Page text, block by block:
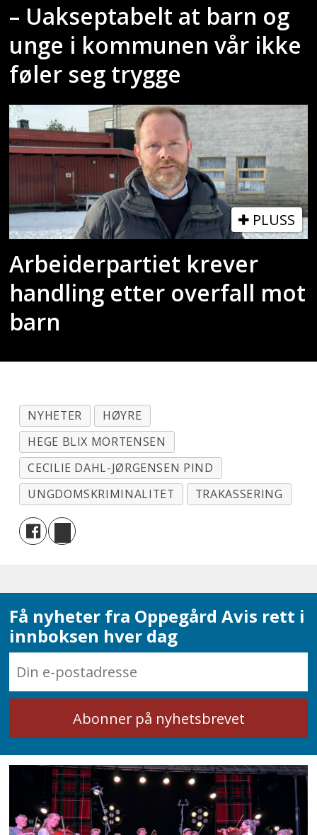
– Uakseptabelt at barn og
unge i kommunen vår ikke
føler seg trygge
PLUSS
Arbeiderpartiet krever
handling etter overfall mot
barn
NYHETER
HØYRE
HEGE BLIX MORTENSEN
CECILIE DAHL-JØRGENSEN PIND
UNGDOMSKRIMINALITET
TRAKASSERING
Få nyheter fra Oppegård Avis rett i
innboksen hver dag